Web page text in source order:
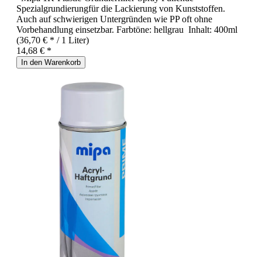
Spezialgrundierungfür die Lackierung von Kunststoffen.
Auch auf schwierigen Untergründen wie PP oft ohne
Vorbehandlung einsetzbar. Farbtöne: hellgrau Inhalt: 400ml
(36,70 € * / 1 Liter)
14,68 € *
In den Warenkorb